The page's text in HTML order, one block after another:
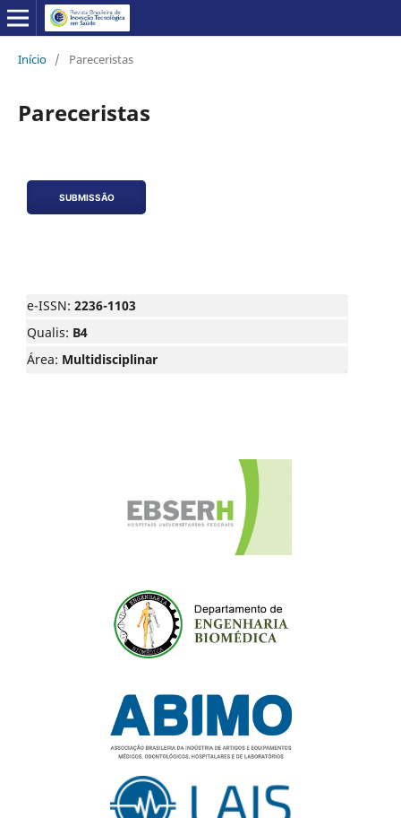
Início / Pareceristas
Pareceristas
SUBMISSÃO
e-ISSN: 2236-1103
Qualis: B4
Área: Multidisciplinar